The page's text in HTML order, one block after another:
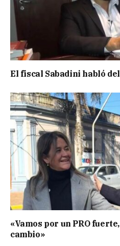
El fiscal Sabadini habló
«Vamos por un PRO
cambio»